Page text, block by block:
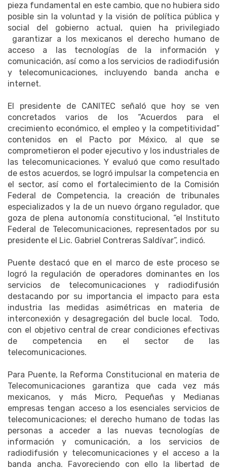
pieza fundamental en este cambio, que no hubiera sido
posible sin la voluntad y la visión de política pública y
social del gobierno actual, quien ha privilegiado
garantizar a los mexicanos el derecho humano de
acceso a las tecnologías de la información y
comunicación, así como a los servicios de radiodifusión
y telecomunicaciones, incluyendo banda ancha e
internet.
El presidente de CANITEC señaló que hoy se ven
concretados varios de los “Acuerdos para el
crecimiento económico, el empleo y la competitividad”
contenidos en el Pacto por México, al que se
comprometieron el poder ejecutivo y los industriales de
las telecomunicaciones. Y evaluó que como resultado
de estos acuerdos, se logró impulsar la competencia en
el sector, así como el fortalecimiento de la Comisión
Federal de Competencia, la creación de tribunales
especializados y la de un nuevo órgano regulador, que
goza de plena autonomía constitucional, “el Instituto
Federal de Telecomunicaciones, representados por su
presidente el Lic. Gabriel Contreras Saldívar”, indicó.
Puente destacó que en el marco de este proceso se
logró la regulación de operadores dominantes en los
servicios de telecomunicaciones y radiodifusión
destacando por su importancia el impacto para esta
industria las medidas asimétricas en materia de
interconexión y desagregación del bucle local. Todo,
con el objetivo central de crear condiciones efectivas
de competencia en el sector de las
telecomunicaciones.
Para Puente, la Reforma Constitucional en materia de
Telecomunicaciones garantiza que cada vez más
mexicanos, y más Micro, Pequeñas y Medianas
empresas tengan acceso a los esenciales servicios de
telecomunicaciones; el derecho humano de todas las
personas a acceder a las nuevas tecnologías de
información y comunicación, a los servicios de
radiodifusión y telecomunicaciones y el acceso a la
banda ancha. Favoreciendo con ello la libertad de